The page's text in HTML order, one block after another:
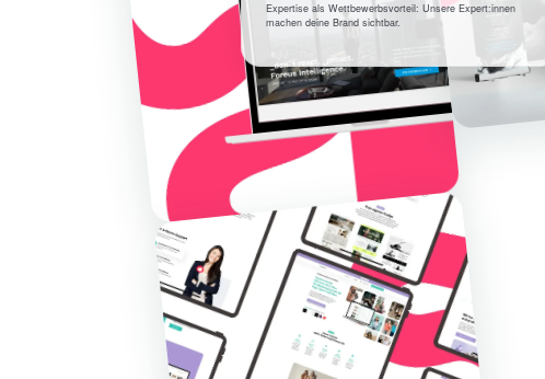
Expertise als Wettbewerbsvorteil: Unsere Expert:innen
machen deine Brand sichtbar.